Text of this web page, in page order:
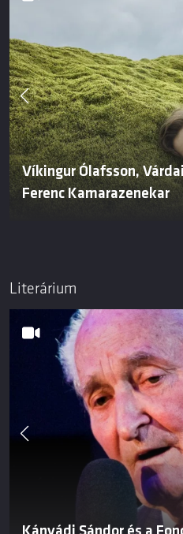
Víkingur Ólafsson,
Ferenc Kamarazenekar
Literárium